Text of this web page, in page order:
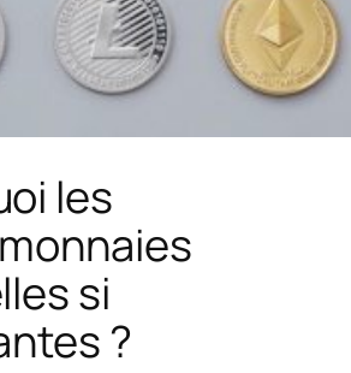
les
si
?